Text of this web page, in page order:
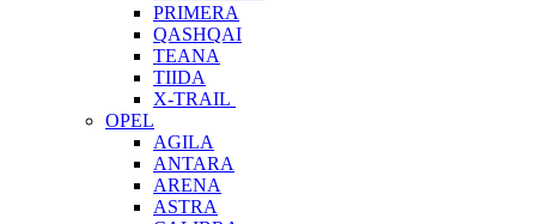
PRIMERA
QASHQAI
TEANA
TIIDA
X-TRAIL
OPEL
AGILA
ANTARA
ARENA
ASTRA